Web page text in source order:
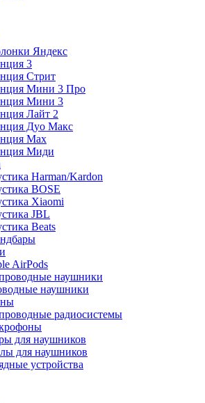
Яндекс
3
Стрит
Мини 3 Про
Мини 3
Лайт 2
Дуо Макс
Max
Миди
Harman/Kardon
BOSE
Xiaomi
JBL
Beats
AirPods
наушники
наушники
радиосистемы
для наушников
для наушников
устройства